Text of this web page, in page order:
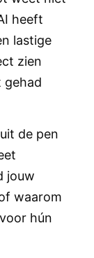
heeft
lastige
zien
gehad
de pen
jouw
waarom
hún